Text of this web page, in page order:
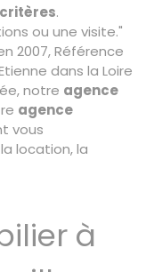
.
ou une visite."
2007, Référence
dans la Loire
notre agence
agence
vous
location, la
à